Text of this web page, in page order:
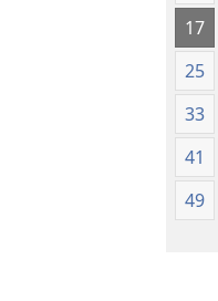
17
25
33
41
49